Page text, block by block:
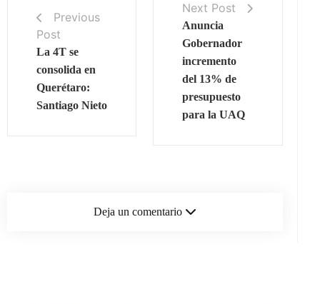
Previous
Post
La 4T se
consolida en
Querétaro:
Santiago Nieto
Next Post
Anuncia
Gobernador
incremento
del 13% de
presupuesto
para la UAQ
Deja un comentario